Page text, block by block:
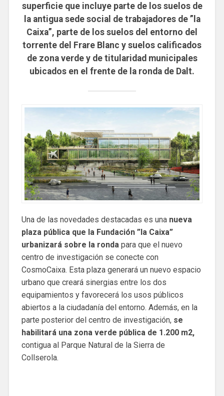
superficie que incluye parte de los suelos de
la antigua sede social de trabajadores de ”la
Caixa”, parte de los suelos del entorno del
torrente del Frare Blanc y suelos calificados
de zona verde y de titularidad municipales
ubicados en el frente de la ronda de Dalt.
Una de las novedades destacadas es una nueva
plaza pública que la Fundación ”la Caixa”
urbanizará sobre la rondapara que el nuevo
centro de investigación se conecte con
CosmoCaixa. Esta plaza generará un nuevo espacio
urbano que creará sinergias entre los dos
equipamientos y favorecerá los usos públicos
abiertos a la ciudadanía del entorno. Además, en la
parte posterior del centro de investigación,se
habilitará una zona verde pública de 1.200 m2,
contigua al Parque Natural de la Sierra de
Collserola.